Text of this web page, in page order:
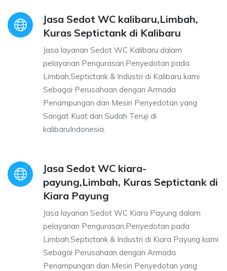
Jasa Sedot WC kalibaru,Limbah,
Kuras Septictank di Kalibaru
Jasa layanan Sedot WC Kalibaru dalam
pelayanan Pengurasan,Penyedotan pada
Limbah,Septictank & Industri di Kalibaru kami
Sebagai Perusahaan dengan Armada
Penampungan dan Mesin Penyedotan yang
Sangat Kuat dan Sudah Teruji di
kalibaruIndonesia.
Jasa Sedot WC kiara-
payung,Limbah, Kuras Septictank di
Kiara Payung
Jasa layanan Sedot WC Kiara Payung dalam
pelayanan Pengurasan,Penyedotan pada
Limbah,Septictank & Industri di Kiara Payung kami
Sebagai Perusahaan dengan Armada
Penampungan dan Mesin Penyedotan yang